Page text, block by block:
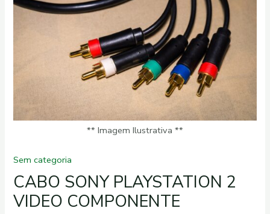
** Imagem Ilustrativa **
Sem categoria
CABO SONY PLAYSTATION 2
VIDEO COMPONENTE
2